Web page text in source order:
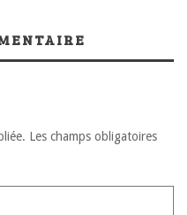
Les champs obligatoires